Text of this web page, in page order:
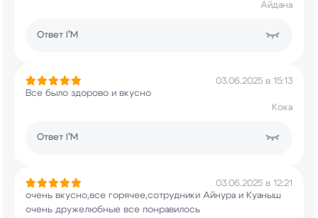
Айдана
Ответ I’M
03.06.2025 в 15:13
Все было здорово и вкусно
Кока
Ответ I’M
03.06.2025 в 12:21
очень вкусно,все горячее,сотрудники Айнура и Куаныш
очень дружелюбные все понравилось